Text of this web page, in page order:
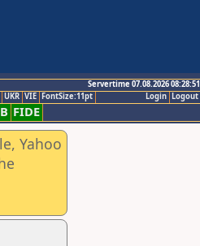
Servertime 07.08.2026 08:28:51
Logout
Login
UKR VIE FontSize:11pt
FIDE
Yahoo